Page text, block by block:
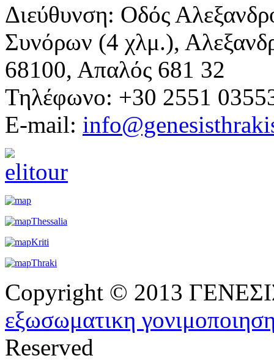
Διεύθυνση: Οδός
Συνόρων (4 χλμ.),
68100, Απαλός 681 32
Τηλέφωνο: +30 2551
E-mail:
Copyright © 2013
εξωσωματικη
Reserved